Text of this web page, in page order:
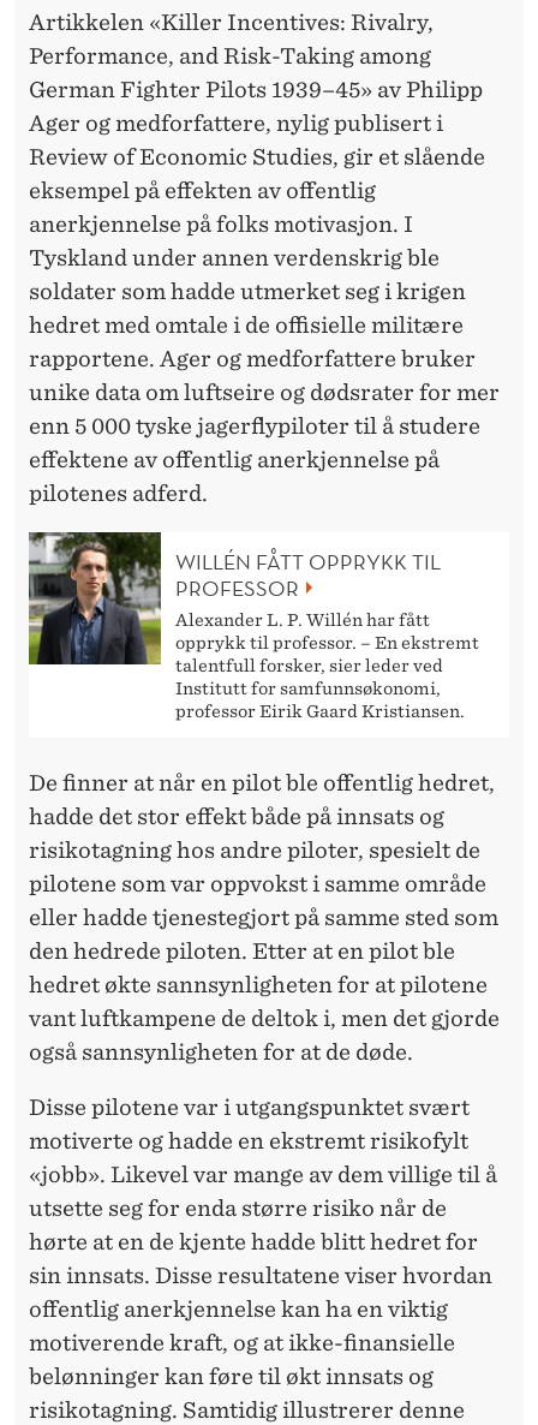
Artikkelen «Killer Incentives: Rivalry,
Performance, and Risk-Taking among
German Fighter Pilots 1939–45» av Philipp
Ager og medforfattere, nylig publisert i
Review of Economic Studies, gir et slående
eksempel på effekten av offentlig
anerkjennelse på folks motivasjon. I
Tyskland under annen verdenskrig ble
soldater som hadde utmerket seg i krigen
hedret med omtale i de offisielle militære
rapportene. Ager og medforfattere bruker
unike data om luftseire og dødsrater for mer
enn 5 000 tyske jagerflypiloter til å studere
effektene av offentlig anerkjennelse på
pilotenes adferd.
WILLÉN FÅTT OPPRYKK TIL
PROFESSOR
Alexander L. P. Willén har fått
opprykk til professor. – En ekstremt
talentfull forsker, sier leder ved
Institutt for samfunnsøkonomi,
professor Eirik Gaard Kristiansen.
De finner at når en pilot ble offentlig hedret,
hadde det stor effekt både på innsats og
risikotagning hos andre piloter, spesielt de
pilotene som var oppvokst i samme område
eller hadde tjenestegjort på samme sted som
den hedrede piloten. Etter at en pilot ble
hedret økte sannsynligheten for at pilotene
vant luftkampene de deltok i, men det gjorde
også sannsynligheten for at de døde.
Disse pilotene var i utgangspunktet svært
motiverte og hadde en ekstremt risikofylt
«jobb». Likevel var mange av dem villige til å
utsette seg for enda større risiko når de
hørte at en de kjente hadde blitt hedret for
sin innsats. Disse resultatene viser hvordan
offentlig anerkjennelse kan ha en viktig
motiverende kraft, og at ikke-finansielle
belønninger kan føre til økt innsats og
risikotagning. Samtidig illustrerer denne